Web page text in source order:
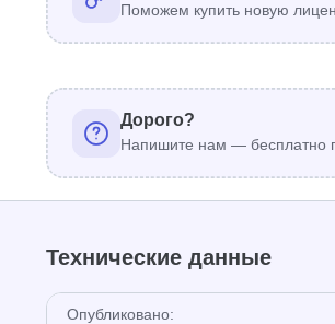
Поможем купить новую
Дорого?
Напишите нам — бесплатно
Технические данные
Опубликовано: